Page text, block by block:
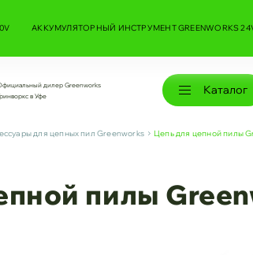
АККУМУЛЯТОРНЫЙ ИНСТРУМЕНТ GREENWORKS
дилер Greenworks
в Уфе
Каталог
для цепных пил Greenworks Цепь для цепной пилы
пилы